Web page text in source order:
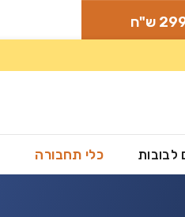
לבובות כלי תחבורה